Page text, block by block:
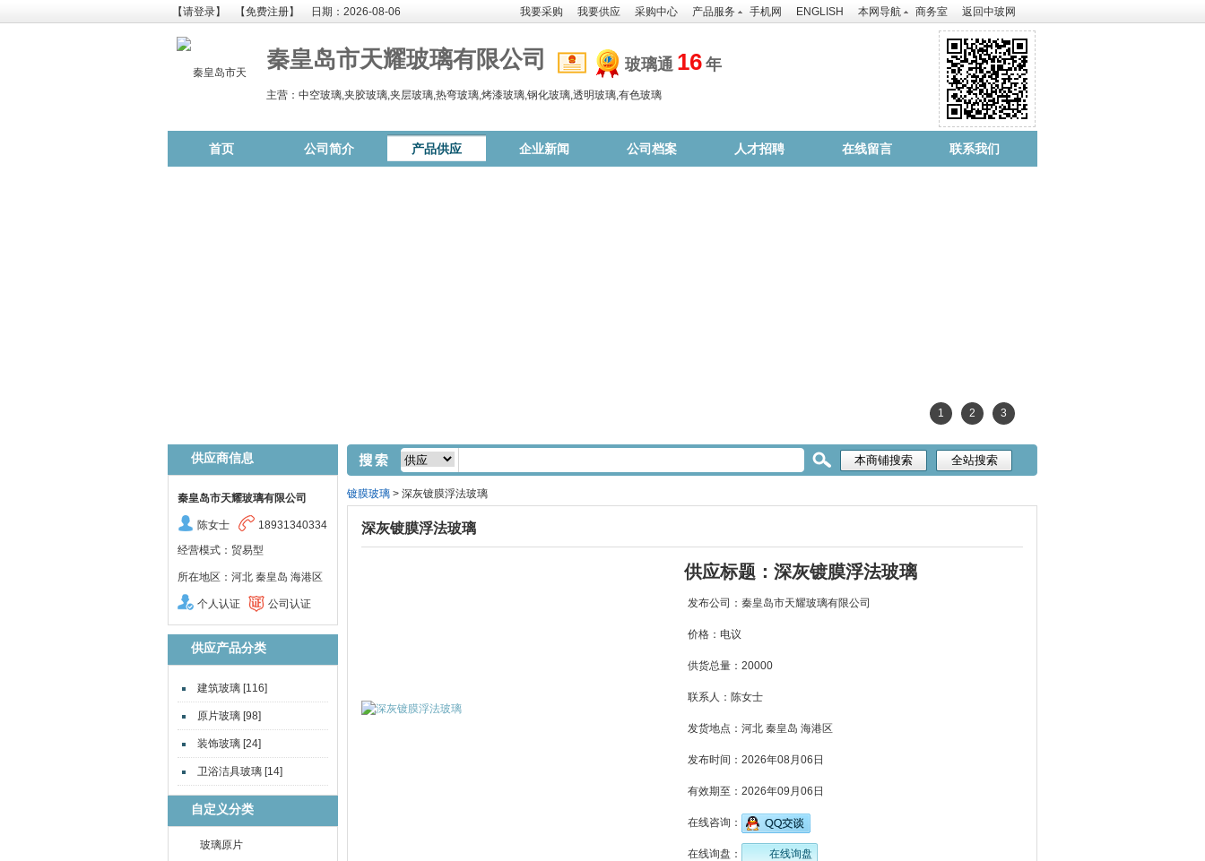
【请登录】 【免费注册】 日期：2026-08-06 我要采购 我要供应 采购中心 产品服务 手机网 ENGLISH 本网导航 商务室 返回中玻网
秦皇岛市天耀玻璃有限公司 玻璃通 16 年
主营：中空玻璃,夹胶玻璃,夹层玻璃,热弯玻璃,烤漆玻璃,钢化玻璃,透明玻璃,有色玻璃
首页 公司简介 产品供应 企业新闻 公司档案 人才招聘 在线留言 联系我们
1 2 3
供应商信息
秦皇岛市天耀玻璃有限公司
陈女士
18931340334
经营模式：贸易型
所在地区：河北 秦皇岛 海港区
个人认证 公司认证
供应产品分类
建筑玻璃 [116]
原片玻璃 [98]
装饰玻璃 [24]
卫浴洁具玻璃 [14]
自定义分类
玻璃原片
镀膜玻璃 > 深灰镀膜浮法玻璃
深灰镀膜浮法玻璃
供应标题：深灰镀膜浮法玻璃
发布公司：秦皇岛市天耀玻璃有限公司
价格：电议
供货总量：20000
联系人：陈女士
发货地点：河北 秦皇岛 海港区
发布时间： 2026年08月06日
有效期至： 2026年09月06日
在线咨询：
在线询盘： 在线询盘